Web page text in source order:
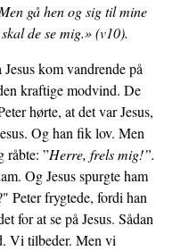
gå hen og sig til mine
de se mig.» (v10).
kom vandrende på
kraftige modvind. De
hørte, at det var Jesus,
Og han fik lov. Men
råbte: ”Herre, frels mig!”.
Og Jesus spurgte ham
Peter frygtede, fordi han
for at se på Jesus. Sådan
Vi tilbeder. Men vi